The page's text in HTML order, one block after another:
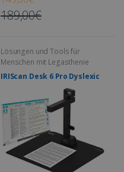
189,00€
Lösungen und Tools für
Menschen mit Legasthenie
IRIScan Desk 6 Pro Dyslexic